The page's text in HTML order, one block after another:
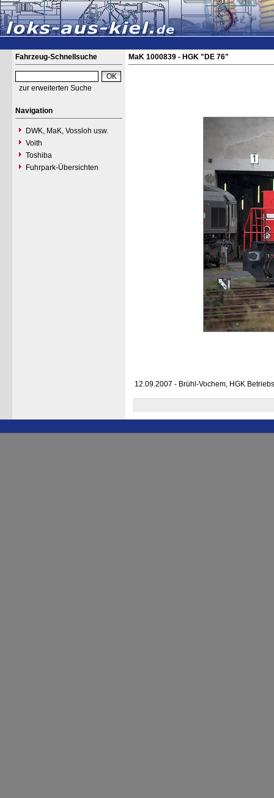
Fahrzeug-Schnellsuche
zur erweiterten Suche
Navigation
DWK, MaK, Vossloh usw.
Voith
Toshiba
Fuhrpark-Übersichten
MaK 1000839 - HGK "DE 76"
12.09.2007 - Brühl-Vochem, HGK